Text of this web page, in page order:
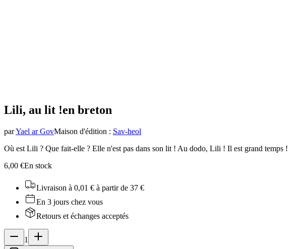
Lili, au lit !en breton
parYael ar GovMaison d'édition : Sav-heol
Où est Lili ? Que fait-elle ? Elle n'est pas dans son lit ! Au dodo, Lili ! Il est grand temps !
6,00 €En stock
Livraison à 0,01 € à partir de 37 €
En 3 jours chez vous
Retours et échanges acceptés
1